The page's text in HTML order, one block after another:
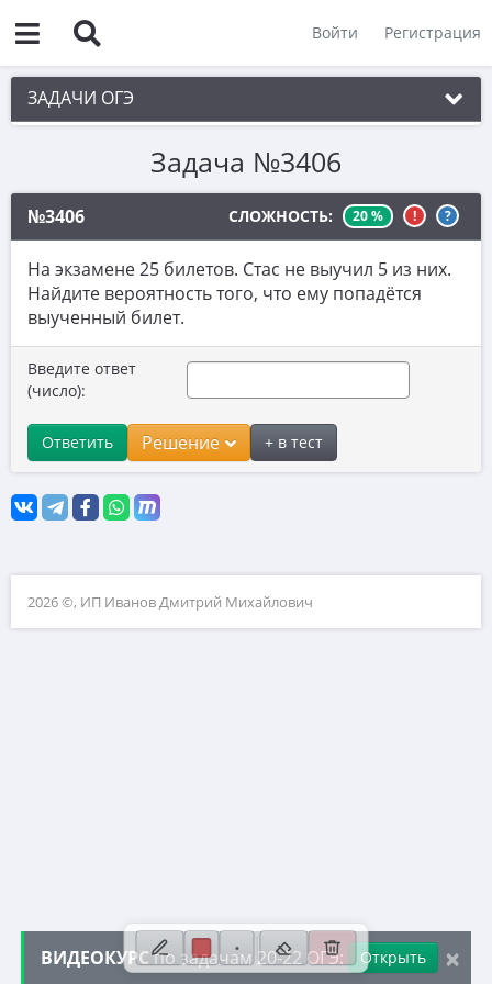
Войти Регистрация
ЗАДАЧИ ОГЭ
1. Практическая задача 1-5
2. См. раздел 1
3. См. раздел 1
4. См. раздел 1
5. См. раздел 1
6. Вычисления с дробями
7. Координатная прямая. Числовые
неравенства
8. Степени и корни
9. Уравнения
11. Функции и графики
12. Расчеты по формулам
20. Уравнения, выражения, неравенства
21. Сложные текстовые задачи
Задача №3406
№3406 СЛОЖНОСТЬ: 20 % ! ?
На экзамене 25 билетов. Стас не выучил 5 из них.
Найдите вероятность того, что ему попадётся
выученный билет.
Введите ответ
(число):
Ответить Решение + в тест
2026 ©, ИП Иванов Дмитрий Михайлович
×
ВИДЕОКУРСпо задачам 20-22 ОГЭ: Открыть